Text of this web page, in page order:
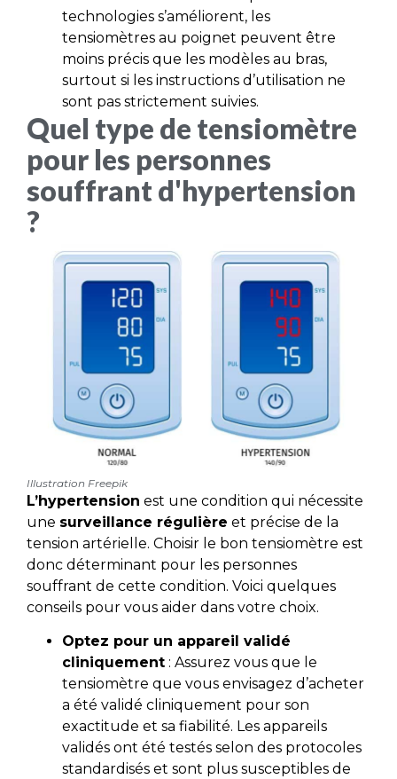
technologies s’améliorent, les
tensiomètres au poignet peuvent être
moins précis que les modèles au bras,
surtout si les instructions d’utilisation ne
sont pas strictement suivies.
Quel type de tensiomètre
pour les personnes
souffrant d'hypertension
?
Illustration Freepik
L’hypertension est une condition qui nécessite
une surveillance régulière et précise de la
tension artérielle. Choisir le bon tensiomètre est
donc déterminant pour les personnes
souffrant de cette condition. Voici quelques
conseils pour vous aider dans votre choix.
Optez pour un appareil validé
cliniquement : Assurez vous que le
tensiomètre que vous envisagez d’acheter
a été validé cliniquement pour son
exactitude et sa fiabilité. Les appareils
validés ont été testés selon des protocoles
standardisés et sont plus susceptibles de